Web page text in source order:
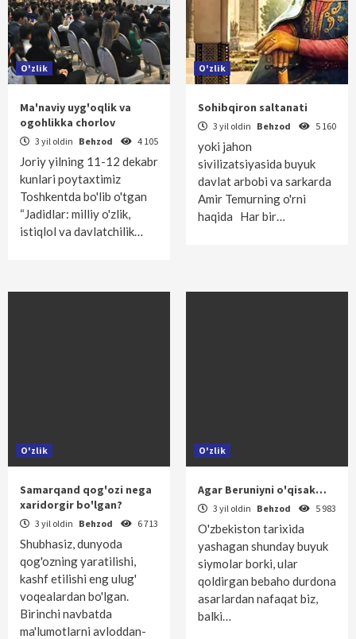
O'zlik
Ma'naviy uyg'oqlik va
ogohlikka chorlov
3 yil oldin Behzod 4 105
Joriy yilning 11-12 dekabr
kunlari poytaxtimiz
Toshkentda bo'lib o'tgan
“Jadidlar: milliy o'zlik,
istiqlol va davlatchilik…
O'zlik
Sohibqiron saltanati
3 yil oldin Behzod 5 160
yoki jahon
sivilizatsiyasida buyuk
davlat arbobi va sarkarda
Amir Temurning o'rni
haqida Har bir…
O'zlik
Samarqand qog'ozi nega
xaridorgir bo'lgan?
3 yil oldin Behzod 6 713
Shubhasiz, dunyoda
qog'ozning yaratilishi,
kashf etilishi eng ulug'
voqealardan bo'lgan.
Birinchi navbatda
ma'lumotlarni avloddan-
O'zlik
Agar Beruniyni o'qisak…
3 yil oldin Behzod 5 983
O'zbekiston tarixida
yashagan shunday buyuk
siymolar borki, ular
qoldirgan bebaho durdona
asarlardan nafaqat biz,
balki…